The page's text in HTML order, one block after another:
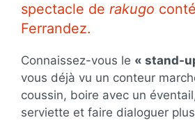
spectacle de rakugo
Ferrandez.
Connaissez-vous le « stand-
vous déjà vu un conteur
coussin, boire avec un
serviette et faire dialoguer